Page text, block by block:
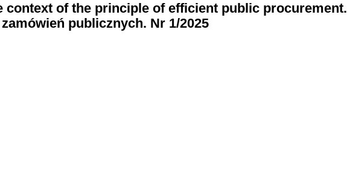
context of the principle of efficient public procurement.
publicznych. Nr 1/2025